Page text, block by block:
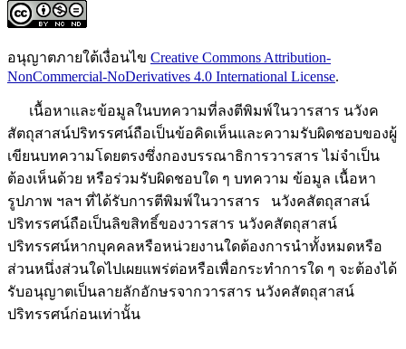
อนุญาตภายใต้เงื่อนไข Creative Commons Attribution-
NonCommercial-NoDerivatives 4.0 International License.
เนื้อหาและข้อมูลในบทความที่ลงตีพิมพ์ในวารสาร นวังค
สัตถุสาสน์ปริทรรศน์ถือเป็นข้อคิดเห็นและความรับผิดชอบของผู้
เขียนบทความโดยตรงซึ่งกองบรรณาธิการวารสาร ไม่จำเป็น
ต้องเห็นด้วย หรือร่วมรับผิดชอบใด ๆ บทความ ข้อมูล เนื้อหา
รูปภาพ ฯลฯ ที่ได้รับการตีพิมพ์ในวารสาร นวังคสัตถุสาสน์
ปริทรรศน์ถือเป็นลิขสิทธิ์ของวารสาร นวังคสัตถุสาสน์
ปริทรรศน์หากบุคคลหรือหน่วยงานใดต้องการนำทั้งหมดหรือ
ส่วนหนึ่งส่วนใดไปเผยแพร่ต่อหรือเพื่อกระทำการใด ๆ จะต้องได้
รับอนุญาตเป็นลายลักอักษรจากวารสาร นวังคสัตถุสาสน์
ปริทรรศน์ก่อนเท่านั้น